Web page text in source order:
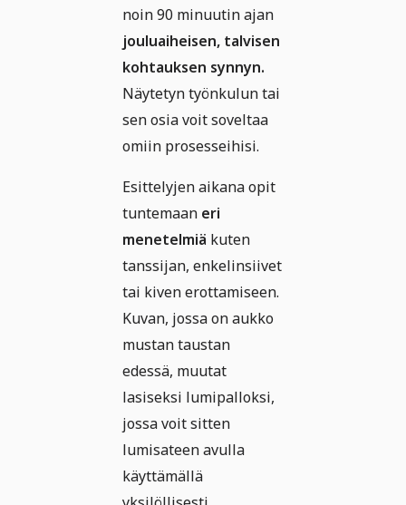
noin 90 minuutin ajan
jouluaiheisen, talvisen
kohtauksen synnyn.
Näytetyn työnkulun tai
sen osia voit soveltaa
omiin prosesseihisi.
Esittelyjen aikana opit
tuntemaan eri
menetelmiä kuten
tanssijan, enkelinsiivet
tai kiven erottamiseen.
Kuvan, jossa on aukko
mustan taustan
edessä, muutat
lasiseksi lumipalloksi,
jossa voit sitten
lumisateen avulla
käyttämällä